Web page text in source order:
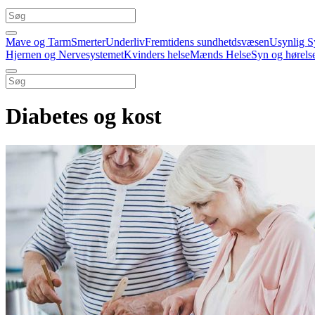
Mave og TarmSmerterUnderlivFremtidens sundhetdsvæsenUsynlig
Hjernen og NervesystemetKvinders helseMænds HelseSyn og
Diabetes og kost